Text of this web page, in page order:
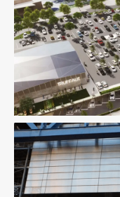
Économie De La
Économie De